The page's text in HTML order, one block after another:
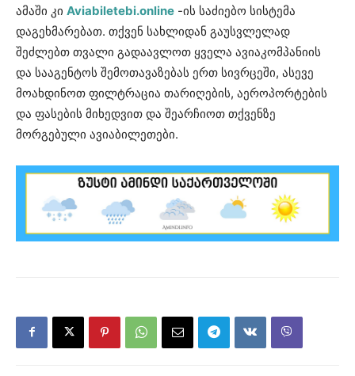
ამაში კი Aviabiletebi.online -ის საძიებო სისტემა
დაგეხმარებათ. თქვენ სახლიდან გაუსვლელად
შეძლებთ თვალი გადაავლოთ ყველა ავიაკომპანიის
და სააგენტოს შემოთავაზებას ერთ სივრცეში, ასევე
მოახდინოთ ფილტრაცია თარიღების, აეროპორტების
და ფასების მიხედვით და შეარჩიოთ თქვენზე
მორგებული ავიაბილეთები.